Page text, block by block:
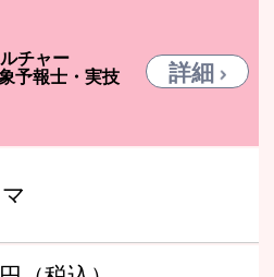
チャー
予報士・実技
詳細